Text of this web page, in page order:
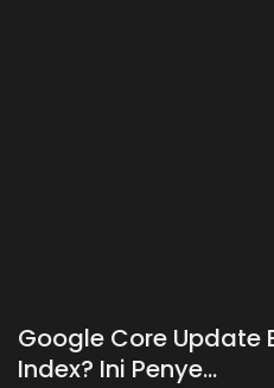
Google Core Update
Index? Ini Penye...